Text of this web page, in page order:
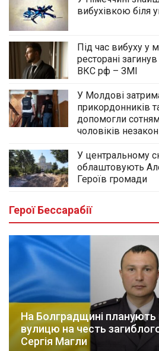
вибухівкою біля
Під час вибуху у
ресторані
ВКС рф – ЗМІ
У Молдові
прикордонників
допомогли
чоловіків
У центральному
облаштовують
Героїв громади
Герої Бессарабії
На Болградщині планують
вулицю на честь
Сергія Магли